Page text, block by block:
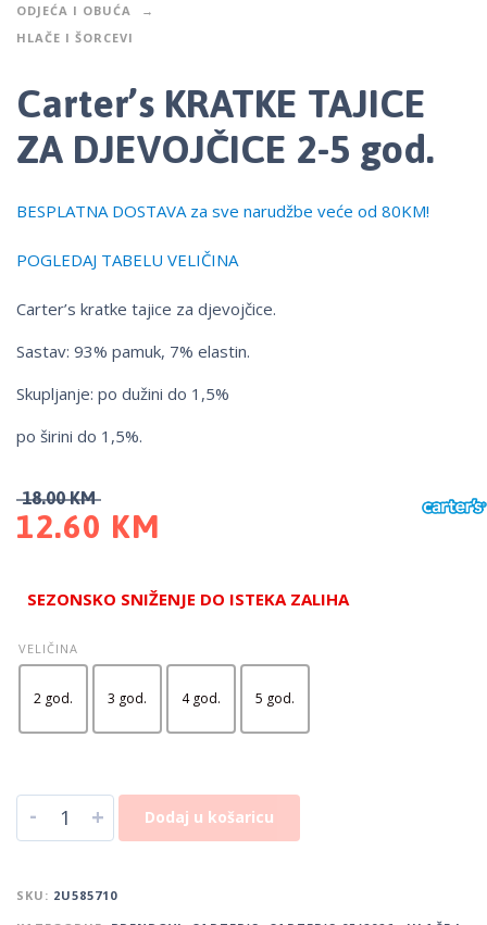
ODJEĆA I OBUĆA
HLAČE I ŠORCEVI
Carter’s KRATKE TAJICE
ZA DJEVOJČICE 2-5 god.
BESPLATNA DOSTAVA za sve narudžbe veće od 80KM!
POGLEDAJ TABELU VELIČINA
Carter’s kratke tajice za djevojčice.
Sastav: 93% pamuk, 7% elastin.
Skupljanje: po dužini do 1,5%
po širini do 1,5%.
18.00KM
12.60 KM
SEZONSKO SNIŽENJE DO ISTEKA ZALIHA
VELIČINA
2 god. 3 god. 4 god. 5 god.
- + Dodaj u košaricu
SKU: 2U585710